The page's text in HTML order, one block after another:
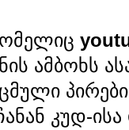
ამბოხს
კუდ-